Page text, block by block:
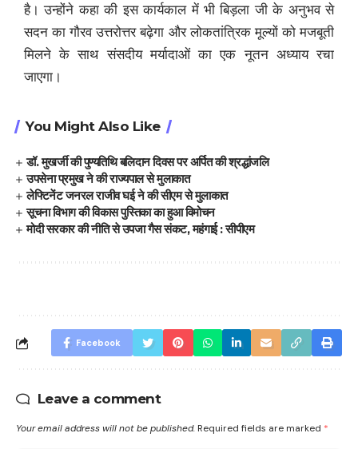
है। उन्होंने कहा की इस कार्यकाल में भी बिड़ला जी के अनुभव से
सदन का गौरव उत्तरोत्तर बढ़ेगा और लोकतांत्रिक मूल्यों को मजबूती
मिलने के साथ संसदीय मर्यादाओं का एक नूतन अध्याय रचा
जाएगा।
You Might Also Like
डॉ. मुखर्जी की पुण्यतिथि बलिदान दिवस पर अर्पित की श्रद्धांजलि
उपसेना प्रमुख ने की राज्यपाल से मुलाकात
लेफ्टिनेंट जनरल राजीव घई ने की सीएम से मुलाकात
सूचना विभाग की विकास पुस्तिका का हुआ विमोचन
मोदी सरकार की नीति से उपजा गैस संकट, महंगाई : सीपीएम
Facebook
Leave a comment
Your email address will not be published. Required fields are marked *